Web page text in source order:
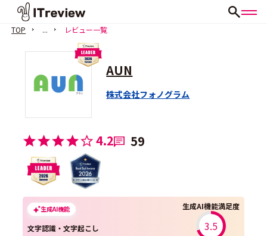
TOP ... レビュー一覧
AUN
株式会社フォノグラム
4.2 59
生成AI機能
文字認識・文字起こし
生成AI機能満足度
3.5